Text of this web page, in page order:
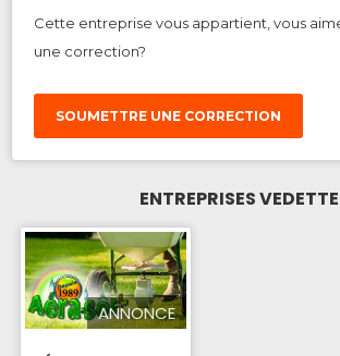
Cette entreprise vous appartient, vous
une correction?
SOUMETTRE UNE CORRECTION
ENTREPRISES
ANNONCE